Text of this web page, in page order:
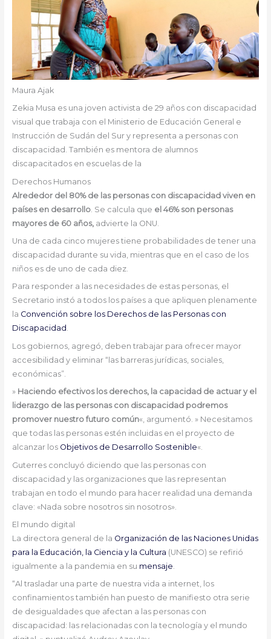
Maura Ajak
Zekia Musa es una joven activista de 29 años con discapacidad
visual que trabaja con el Ministerio de Educación General e
Instrucción de Sudán del Sur y representa a personas con
discapacidad. También es mentora de alumnos
discapacitados en escuelas de la
Derechos Humanos
Alrededor del 80% de las personas con discapacidad viven en
países en desarrollo. Se calcula que el 46% son personas
mayores de 60 años, advierte la ONU.
Una de cada cinco mujeres tiene probabilidades de tener una
discapacidad durante su vida, mientras que en el caso de los
niños es de uno de cada diez.
Para responder a las necesidades de estas personas, el
Secretario instó a todos los países a que apliquen plenamente
la Convención sobre los Derechos de las Personas con
Discapacidad .
Los gobiernos, agregó, deben trabajar para ofrecer mayor
accesibilidad y eliminar “las barreras jurídicas, sociales,
económicas”.
» Haciendo efectivos los derechos, la capacidad de actuar y el
liderazgo de las personas con discapacidad podremos
promover nuestro futuro común«, argumentó. » Necesitamos
que todas las personas estén incluidas en el proyecto de
alcanzar los Objetivos de Desarrollo Sostenible«.
Guterres concluyó diciendo que las personas con
discapacidad y las organizaciones que las representan
trabajan en todo el mundo para hacer realidad una demanda
clave: «Nada sobre nosotros sin nosotros».
El mundo digital
La directora general de la Organización de las Naciones Unidas
para la Educación, la Ciencia y la Cultura (UNESCO) se refirió
igualmente a la pandemia en su mensaje
“Al trasladar una parte de nuestra vida a internet, los
confinamientos también han puesto de manifiesto otra serie
de desigualdades que afectan a las personas con
discapacidad: las relacionadas con la tecnología y el mundo